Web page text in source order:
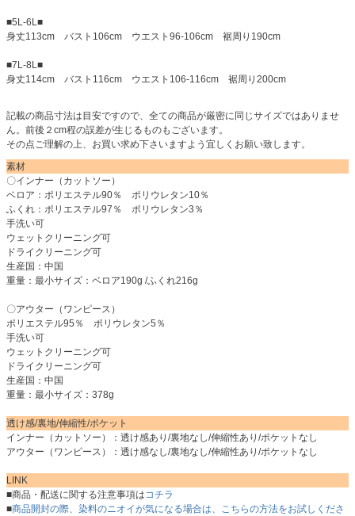
■5L-6L■
身丈113cm バスト106cm ウエスト96-106cm 裾周り190cm
■7L-8L■
身丈114cm バスト116cm ウエスト106-116cm 裾周り200cm
記載の商品寸法は目安ですので、全ての商品が厳密に同じサイズではありませ
ん。前後２cm程の誤差が生じるものもございます。
その点ご理解の上、お買い求め下さいますよう宜しくお願い致します。
素材
〇インナー（カットソー）
ベロア：ポリエステル90％ ポリウレタン10％
ふくれ：ポリエステル97％ ポリウレタン3％
手洗い可
ウェットクリーニング可
ドライクリーニング可
生産国：中国
重量：最小サイズ：ベロア190g /ふくれ216g
〇アウター（ワンピース）
ポリエステル95％ ポリウレタン5％
手洗い可
ウェットクリーニング可
ドライクリーニング可
生産国：中国
重量：最小サイズ：378g
透け感/裏地/伸縮性/ポケット
インナー（カットソー）：透け感あり/裏地なし/伸縮性あり/ポケットなし
アウター（ワンピース）：透け感なし/裏地なし/伸縮性あり/ポケットなし
LINK
■商品・配送に関する注意事項は コチラ
■商品開封の際、染料のニオイが気になる場合は、こちらの方法をお試しくださ